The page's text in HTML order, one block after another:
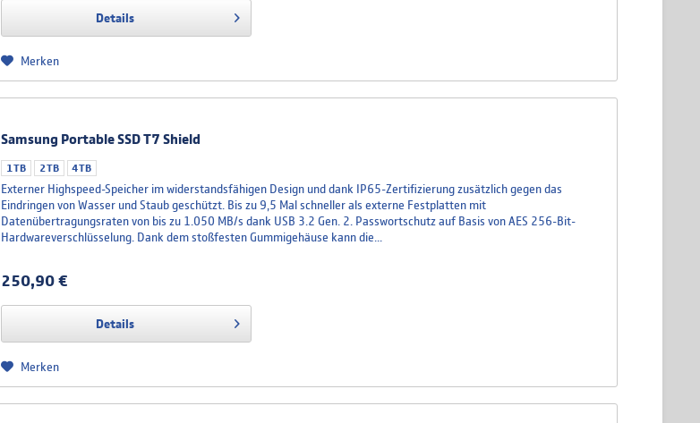
Details
Merken
Samsung Portable SSD T7 Shield
1TB 2TB 4TB
Externer Highspeed-Speicher im widerstandsfähigen Design und dank IP65-Zertifizierung zusätzlich gegen das
Eindringen von Wasser und Staub geschützt. Bis zu 9,5 Mal schneller als externe Festplatten mit
Datenübertragungsraten von bis zu 1.050 MB/s dank USB 3.2 Gen. 2. Passwortschutz auf Basis von AES 256-Bit-
Hardwareverschlüsselung. Dank dem stoßfesten Gummigehäuse kann die...
250,90 €
Details
Merken